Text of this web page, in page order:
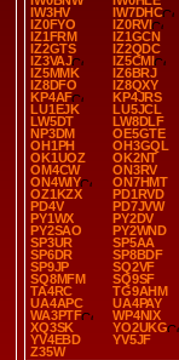
IW3HV
IW7DHC
IZ0FYO
IZ0RVI
IZ1FRM
IZ1GCN
IZ2GTS
IZ2QDC
IZ3VAJ
IZ5CMI
IZ5MMK
IZ6BRJ
IZ8DFO
IZ8QXY
KP4AF
KP4JRS
LU1EJK
LU5JCL
LW5DT
LW8DLF
NP3DM
OE5GTE
OH1PH
OH3GQL
OK1UOZ
OK2NT
OM4CW
ON3RV
ON4WIY
ON7HMT
OZ1KZX
PD1RVD
PD4V
PD7JVW
PY1WX
PY2DV
PY2SAO
PY2WND
SP3UR
SP5AA
SP6DR
SP8BDF
SP9JP
SQ2VF
SQ8MFM
SQ9SF
TA4RC
TG9AHM
UA4APC
UA4PAY
WA3PTF
WP4NIX
XQ3SK
YO2UKG
YV4EBD
YV5JF
Z35W